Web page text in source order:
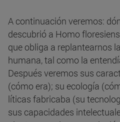
A continuación veremos:
descubrió a Homo
que obliga a replantearnos
humana, tal como la
Después veremos sus
(cómo era); su ecología
líticas fabricaba (su
sus capacidades